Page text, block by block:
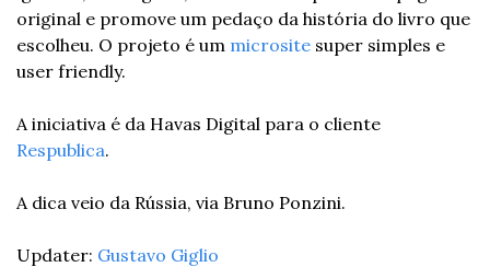
original e promove um pedaço da história do livro que
escolheu. O projeto é um microsite super simples e
user friendly.
A iniciativa é da Havas Digital para o cliente
Respublica.
A dica veio da Rússia, via Bruno Ponzini.
Updater: Gustavo Giglio